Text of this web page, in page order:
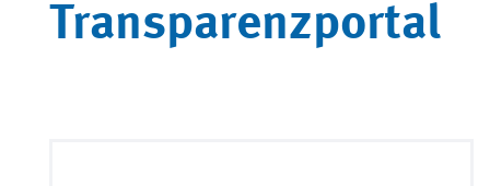
Transparenzportal